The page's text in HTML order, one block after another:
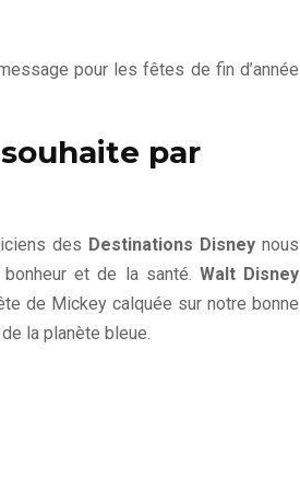
pour les fêtes de fin d’année
par
des Destinations Disney nous
et de la santé. Walt Disney
de Mickey calquée sur notre bonne
la planète bleue.